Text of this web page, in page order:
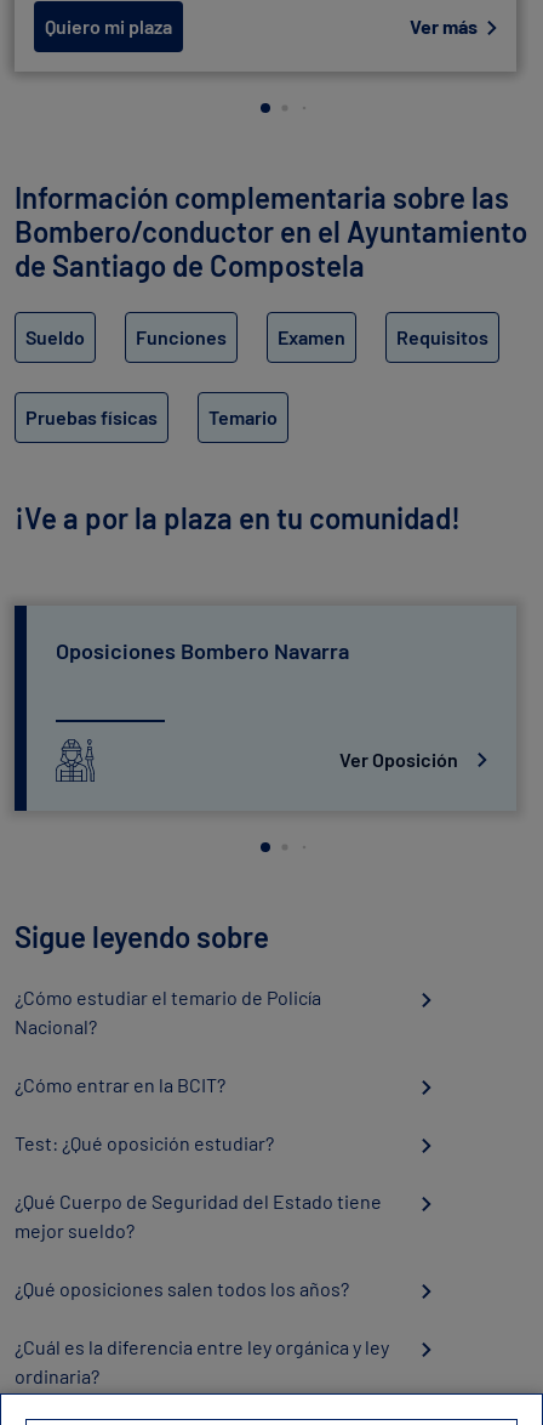
Quiero mi plaza Ver más
Información complementaria sobre las
Bombero/conductor en el Ayuntamiento
de Santiago de Compostela
Sueldo Funciones Examen Requisitos
Pruebas físicas Temario
¡Ve a por la plaza en tu comunidad!
Oposiciones Bombero Navarra
Ver Oposición
Sigue leyendo sobre
¿Cómo estudiar el temario de Policía
Nacional?
¿Cómo entrar en la BCIT?
Test: ¿Qué oposición estudiar?
¿Qué Cuerpo de Seguridad del Estado tiene
mejor sueldo?
¿Qué oposiciones salen todos los años?
¿Cuál es la diferencia entre ley orgánica y ley
ordinaria?